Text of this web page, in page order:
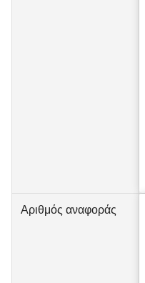
Αριθμός αναφοράς